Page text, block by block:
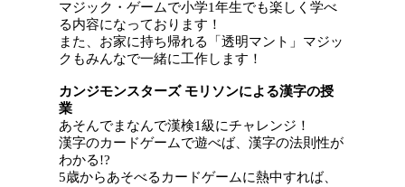
マジック・ゲームで小学1年生でも楽しく学べ
る内容になっております！
また、お家に持ち帰れる「透明マント」マジッ
クもみんなで一緒に工作します！
カンジモンスターズ モリソンによる漢字の授
業
あそんでまなんで漢検1級にチャレンジ！
漢字のカードゲームで遊べば、漢字の法則性が
わかる!?
5歳からあそべるカードゲームに熱中すれば、